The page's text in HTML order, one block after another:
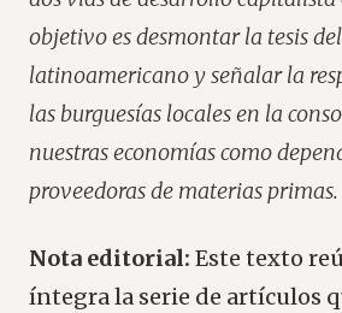
objetivo es desmontar la tesis
latinoamericano y señalar la
las burguesías locales en la
nuestras economías como
proveedoras de materias primas.
Nota editorial: Este texto
íntegra la serie de artículos